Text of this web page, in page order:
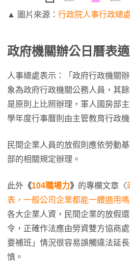
▲ 圖片來源： 行政院人事行政總
政府機關辦公日曆表
人事總處表示：「政府行政機關
象為政府行政機關公務人員，其
是原則上比照辦理，軍人國房部
學年度行事曆則由主管教育行政機
民間企業人員的放假則應依勞動
部的相關規定辦理。
此外 《104職場力》 的專欄文章〈
表，一般公司企業都能一體適用
各大企業人資，民間企業的放假
令，正確作法應由勞資雙方協商
要補班」情況很容易誤觸違法延
慎。